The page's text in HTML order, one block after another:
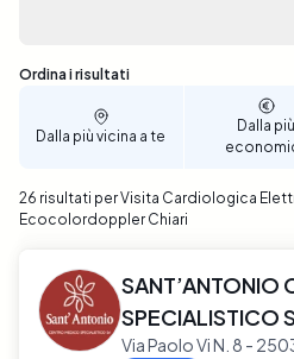
Sono stati trovati 26 risultati
Ordina i risultati
Dalla più vicina a te
Dalla più
26 risultati per Visita Cardiologica
Ecocolordoppler Chiari
SANT’ANTONIO
SPECIALISTICO
Via Paolo Vi N. 8 -